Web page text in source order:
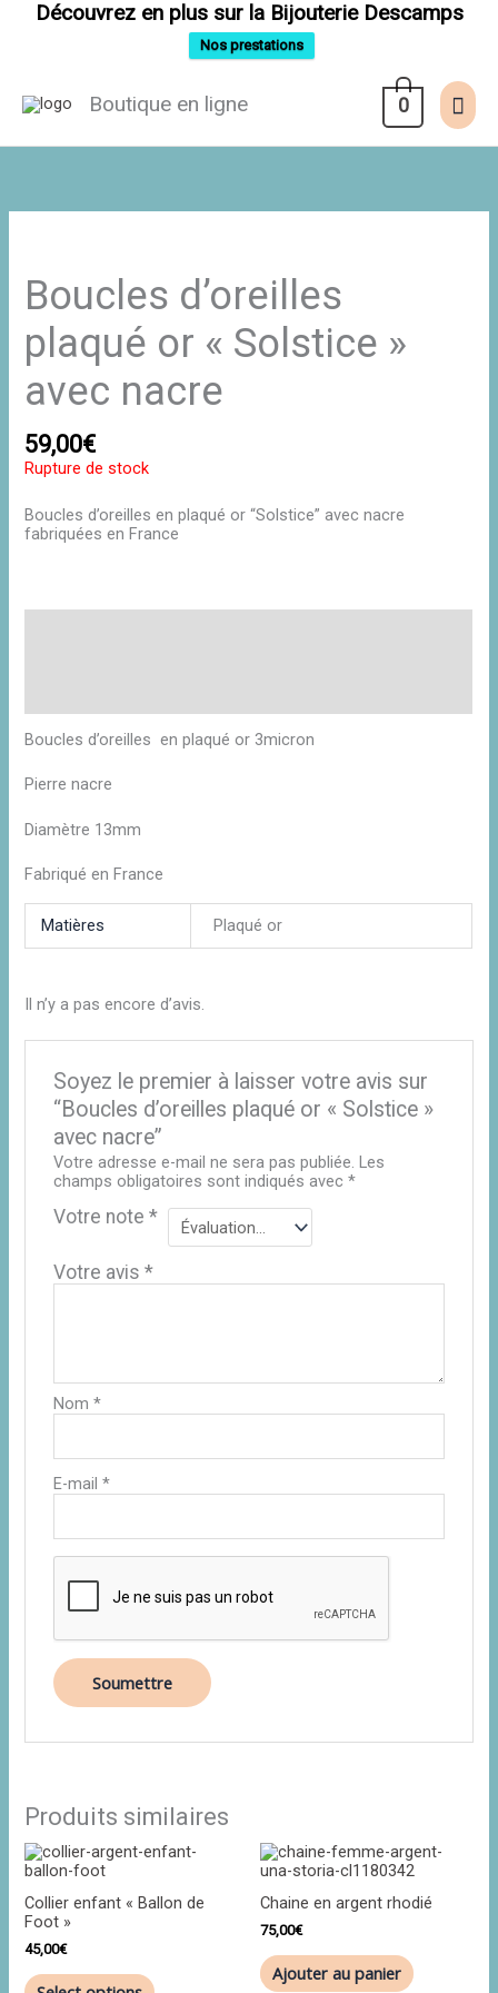
Découvrez en plus sur la Bijouterie Descamps
Nos prestations
Boutique en ligne 0
Boucles d’oreilles
plaqué or « Solstice »
avec nacre
59,00€
Rupture de stock
Boucles d’oreilles en plaqué or “Solstice” avec nacre
fabriquées en France
Boucles d’oreilles en plaqué or 3micron
Pierre nacre
Diamètre 13mm
Fabriqué en France
Matières Plaqué or
Il n’y a pas encore d’avis.
Soyez le premier à laisser votre avis sur
“Boucles d’oreilles plaqué or « Solstice »
avec nacre”
Votre adresse e-mail ne sera pas publiée. Les
champs obligatoires sont indiqués avec *
Votre note *
Votre avis *
Nom *
E-mail *
Produits similaires
Collier enfant « Ballon de
Foot »
45,00€
Chaine en argent rhodié
75,00€
Ajouter au panier